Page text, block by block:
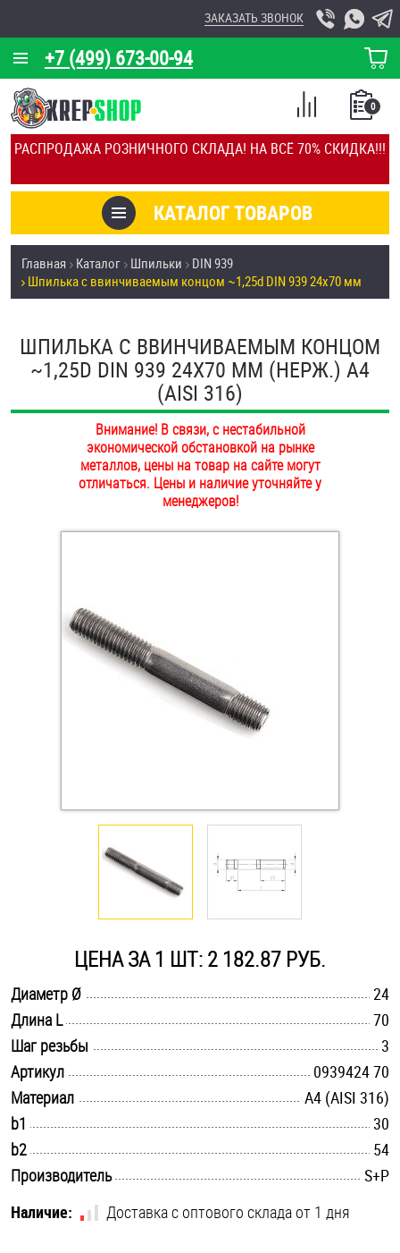
РАСПРОДАЖА РОЗНИЧНОГО СКЛАДА! НА ВСЁ 70% СКИДКА!!!
+7 (499) 673-00-94
ЗАКАЗАТЬ ЗВОНОК
КОРЗИНА
О КОМПАНИИ
КАЛЬКУЛЯТОР
ОТЗЫВЫ
УСЛУГИ
СКИДКИ
ОПТ
ПОКУПАТЕЛЯМ
ОПЛАТА И ДОСТАВКА
НАШИ МАГАЗИНЫ
КАТАЛОГ ТОВАРОВ
0
СПИСОК
СРАВНЕНИЕ
Товары со скидкой
Анкеры
Антивандальный крепёж, инструмент
Заклепки (Гайки-Заклепки)
Крюки, кольца с метрической резьбой
Оснастка и аксессуары для яхт
Стопорные кольца
Такелаж
Хомуты
Шпильки
Шплинты
Главная Каталог Шпильки
DIN 939
Шпилька c ввинчиваемым концом ~1,25d DIN 939 24х70 мм
ШПИЛЬКА C ВВИНЧИВАЕМЫМ КОНЦОМ
~1,25D DIN 939 24Х70 ММ (НЕРЖ.) A4
(AISI 316)
Внимание! В связи, с нестабильной
экономической обстановкой на рынке
металлов, цены на товар на сайте могут
отличаться. Цены и наличие уточняйте у
менеджеров!
ЦЕНА ЗА 1 ШТ: 2 182.87 РУБ.
Диаметр Ø
24
Длина L
70
Шаг резьбы
3
Артикул
0939424 70
Материал
A4 (AISI 316)
b1
30
b2
54
Производитель
S+P
Наличие:
Доставка с оптового склада от 1 дня